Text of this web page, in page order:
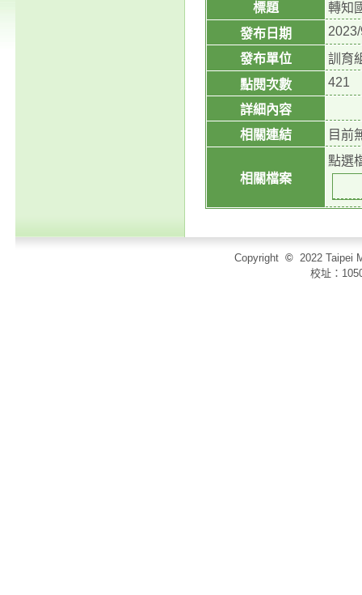
標題
轉知
發布日期
發布單位
訓育
點閱次數
421
詳細內容
相關連結
目前
相關檔案
點選
Copyright © 2022 Taipei
校址：